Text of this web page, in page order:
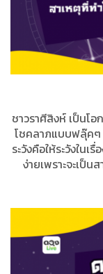
ชาวราศีสิงห์ เป็นโ
โชคลาภแบบฟลุ๊คๆ
ระวังคือให้ระวังใน
ง่ายเพราะจะเป็น